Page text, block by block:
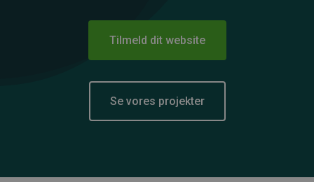
Tilmeld dit website
Se vores projekter